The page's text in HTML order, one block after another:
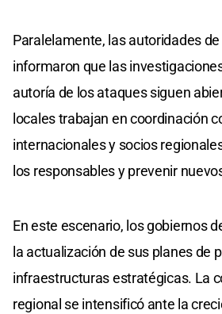
Paralelamente, las autoridades
informaron que las
autoría de los ataques siguen
locales trabajan en coordinación
internacionales y socios
los responsables y prevenir
En este escenario, los gobiernos
la actualización de sus planes de
infraestructuras estratégicas. La
regional se intensificó ante la